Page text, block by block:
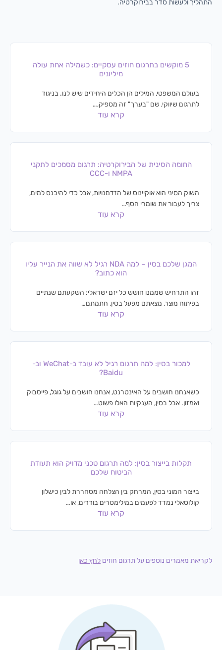
התהליך ולעשות סדר בבירוקרטיה.
5 מוקשים בתרגום חוזים עסקיים: כשמילה אחת עולה
מיליונים
בעולם המשפטי, המילים הן הכלים היחידים שיש לנו. בניגוד
לתרגום שיווקי, שם "בערך" זה מספיק,…
קרא עוד
החומה הסינית של הבירוקרטיה: תרגום מסמכים לתקני
NMPA ו-CCC
השוק הסיני הוא אוקיינוס של הזדמנויות, אבל כדי להיכנס למים,
צריך לעבור את שומרי הסף…
קרא עוד
המגן שלכם בסין – למה NDA רגיל לא שווה את הנייר עליו
הוא כתוב?
זהו התרחיש שממנו חושש כל יזם ישראלי: השקעתם שנתיים
בפיתוח מוצר, מצאתם מפעל בסין, חתמתם…
קרא עוד
למכור בסין: למה תרגום רגיל לא עובד ב-WeChat וב-
Baidu?
כשאנחנו חושבים על האינטרנט, אנחנו חושבים על גוגל, פייסבוק
ואמזון. אבל בסין, הענקיות האלו פשוט…
קרא עוד
תקלות בייצור בסין: למה תרגום טכני מדויק הוא תעודת
הביטוח שלכם
בייצור המוני בסין, המרחק בין הצלחה מסחררת לבין כישלון
קולוסאלי נמדד לפעמים במילימטרים בודדים, או…
קרא עוד
לקריאת מאמרים נוספים על תרגום חוזים לחץ כאן